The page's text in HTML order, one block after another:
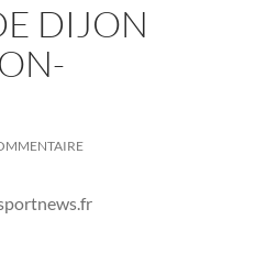
DIJON